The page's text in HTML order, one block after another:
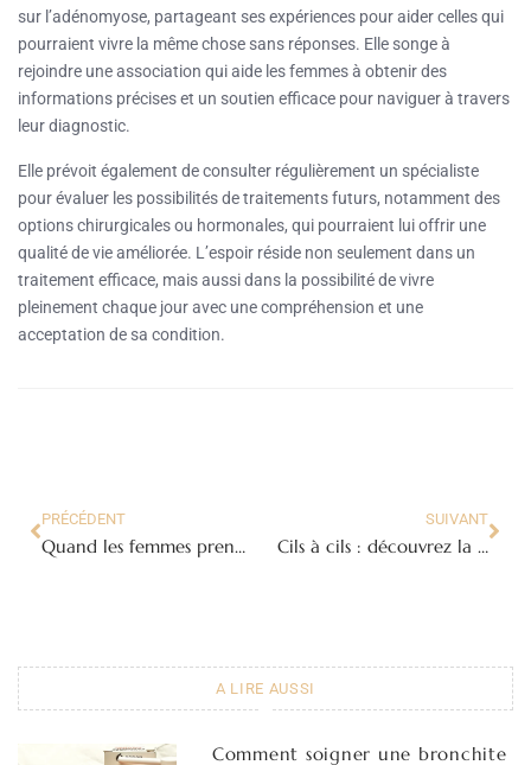
sur l’adénomyose, partageant ses expériences pour aider celles qui
pourraient vivre la même chose sans réponses. Elle songe à
rejoindre une association qui aide les femmes à obtenir des
informations précises et un soutien efficace pour naviguer à travers
leur diagnostic.
Elle prévoit également de consulter régulièrement un spécialiste
pour évaluer les possibilités de traitements futurs, notamment des
options chirurgicales ou hormonales, qui pourraient lui offrir une
qualité de vie améliorée. L’espoir réside non seulement dans un
traitement efficace, mais aussi dans la possibilité de vivre
pleinement chaque jour avec une compréhension et une
acceptation de sa condition.
PRÉCÉDENT
Quand les femmes prennent le volant : l’aventure du rallye des gazelles !
SUIVANT
Cils à cils : découvrez la métamorphose avant-après qui va vous étonner !
A LIRE AUSSI
Comment soigner une bronchite